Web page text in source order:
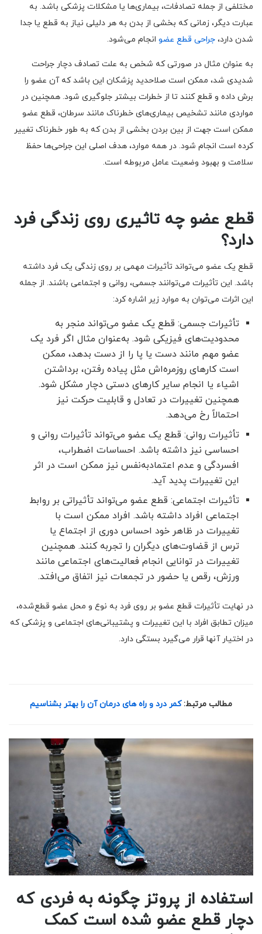
مختلفی از جمله تصادفات، بیماری‌ها یا مشکلات پزشکی باشد. به
عبارت دیگر، زمانی که بخشی از بدن به هر دلیلی نیاز به قطع یا جدا
شدن دارد، جراحی قطع عضو انجام می‌شود.
به عنوان مثال در صورتی که شخص به علت تصادف دچار جراحت
شدیدی شد، ممکن است صلاحدید پزشکان این باشد که آن عضو را
برش داده و قطع کنند تا از خطرات بیشتر جلوگیری شود. همچنین در
مواردی مانند تشخیص بیماری‌های خطرناک مانند سرطان، قطع عضو
ممکن است جهت از بین بردن بخشی از بدن که به طور خطرناک تغییر
کرده است انجام شود. در همه موارد، هدف اصلی این جراحی‌ها حفظ
سلامت و بهبود وضعیت عامل مربوطه است.
قطع عضو چه تاثیری روی زندگی فرد
دارد؟
قطع یک عضو می‌تواند تأثیرات مهمی بر روی زندگی یک فرد داشته
باشد. این تأثیرات می‌توانند جسمی، روانی و اجتماعی باشند. از جمله
این اثرات می‌توان به موارد زیر اشاره کرد:
تأثیرات جسمی: قطع یک عضو می‌تواند منجر به
محدودیت‌های فیزیکی شود. به‌عنوان مثال اگر فرد یک
عضو مهم مانند دست یا پا را از دست بدهد، ممکن
است کارهای روزمره‌اش مثل پیاده رفتن، برداشتن
اشیاء یا انجام سایر کارهای دستی دچار مشکل شود.
همچنین تغییرات در تعادل و قابلیت حرکت نیز
احتمالاً رخ می‌دهد.
تأثیرات روانی: قطع یک عضو می‌تواند تأثیرات روانی و
احساسی نیز داشته باشد. احساسات اضطراب،
افسردگی و عدم اعتمادبه‌نفس نیز ممکن است در اثر
این تغییرات پدید آید.
تأثیرات اجتماعی: قطع عضو می‌تواند تأثیراتی بر روابط
اجتماعی افراد داشته باشد. افراد ممکن است با
تغییرات در ظاهر خود احساس دوری از اجتماع یا
ترس از قضاوت‌های دیگران را تجربه کنند. همچنین
تغییرات در توانایی انجام فعالیت‌های اجتماعی مانند
ورزش، رقص یا حضور در تجمعات نیز اتفاق می‌افتد.
در نهایت تأثیرات قطع عضو بر روی فرد به نوع و محل عضو قطع‌شده،
میزان تطابق افراد با این تغییرات و پشتیبانی‌های اجتماعی و پزشکی که
در اختیار آنها قرار می‌گیرد بستگی دارد.
مطالب مرتبط:کمر درد و راه های درمان آن را بهتر بشناسیم
استفاده از پروتز چگونه به فردی که
دچار قطع عضو شده است کمک